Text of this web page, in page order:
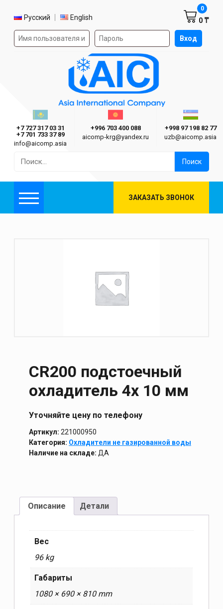
Выбор языка
Русский English
Форма авторизации на сайте Вход
0 ₸
0
Asia International Company
Казахстан г. Алматы
+7 727 317 03 31
+7 701 733 37 89
info@aicomp.asia
Киргизия г. Бишкек
+996 703 400 088
aicomp‑krg@yandex.ru
+998 97 198 82 77
uzb@aicomp.asia
Меню ЗАКАЗАТЬ ЗВОНОК
CR200 подстоечный
охладитель 4х 10 мм
Уточняйте цену по телефону
Артикул: 221000950
Категория: Охладители не газированной воды
Наличие на складе: ДА
Описание Детали
Вес
96 kg
Габариты
1080 × 690 × 810 mm